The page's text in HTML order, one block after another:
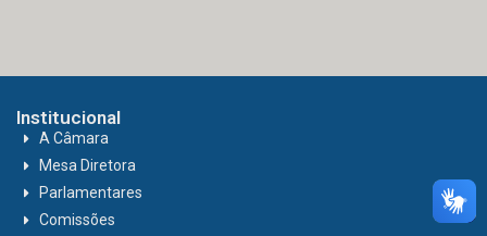
Institucional
A Câmara
Mesa Diretora
Parlamentares
Comissões